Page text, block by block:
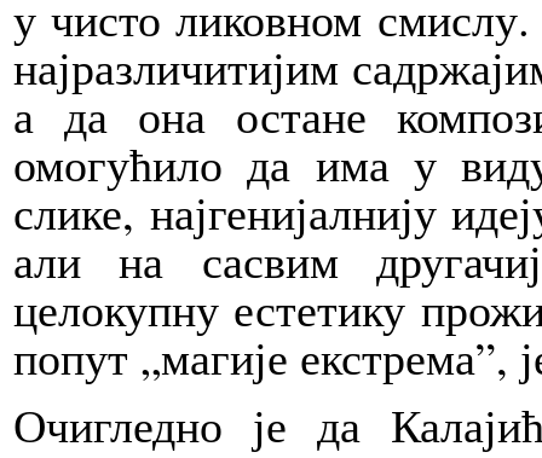
у чисто ликовном
најразличитијим
а да она остане
омогућило да има у
слике, најгенијалнију
али на сасвим
целокупну естетику
попут „магије екстрема”,
Очигледно је да